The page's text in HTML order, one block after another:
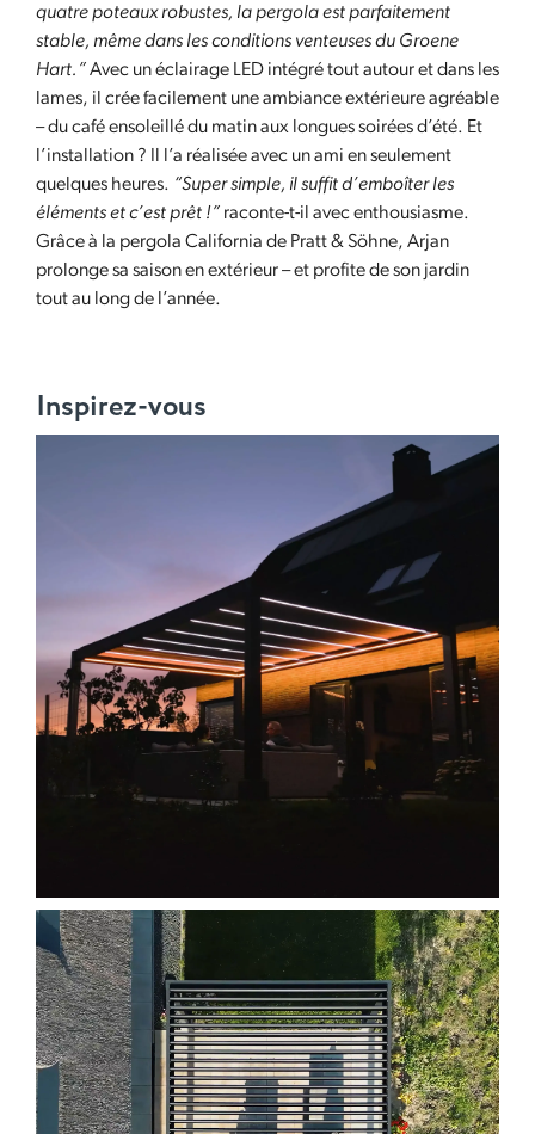
quatre poteaux robustes, la pergola est parfaitement
stable, même dans les conditions venteuses du Groene
Hart.”Avec un éclairage LED intégré tout autour et dans les
lames, il crée facilement une ambiance extérieure agréable
– du café ensoleillé du matin aux longues soirées d’été. Et
l’installation ? Il l’a réalisée avec un ami en seulement
quelques heures. “Super simple, il suffit d’emboîter les
éléments et c’est prêt !”raconte-t-il avec enthousiasme.
Grâce à la pergola California de Pratt & Söhne, Arjan
prolonge sa saison en extérieur – et profite de son jardin
tout au long de l’année.
Inspirez-vous